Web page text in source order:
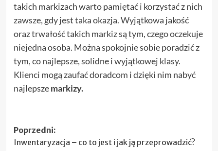
takich markizach warto pamiętać i korzystać z nich
zawsze, gdy jest taka okazja. Wyjątkowa jakość
oraz trwałość takich markiz są tym, czego oczekuje
niejedna osoba. Można spokojnie sobie poradzić z
tym, co najlepsze, solidne i wyjątkowej klasy.
Klienci mogą zaufać doradcom i dzięki nim nabyć
najlepszemarkizy.
Zobacz
Poprzedni:
Inwentaryzacja – co to jest i jak ją przeprowadzić?